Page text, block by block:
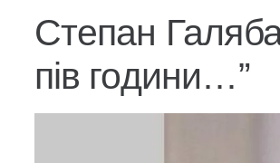
Степан
пів години…”